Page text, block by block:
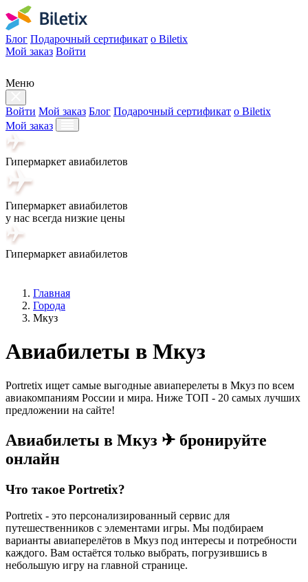
Блог Подарочный сертификат о Biletix
Мой заказ Войти
Меню
Войти Мой заказ Блог Подарочный сертификат о Biletix
Мой заказ
Гипермаркет авиабилетов
Гипермаркет авиабилетов
у нас всегда низкие цены
Гипермаркет авиабилетов
Главная
Города
Мкуз
Авиабилеты в Мкуз
Portretix ищет самые выгодные авиаперелеты в Мкуз по всем
авиакомпаниям России и мира. Ниже ТОП - 20 самых лучших
предложении на сайте!
Авиабилеты в Мкуз ✈ бронируйте
онлайн
Что такое Portretix?
Portretix - это персонализированный сервис для
путешественников с элементами игры. Мы подбираем
варианты авиаперелётов в Мкуз под интересы и потребности
каждого. Вам остаётся только выбрать, погрузившись в
небольшую игру на главной странице.